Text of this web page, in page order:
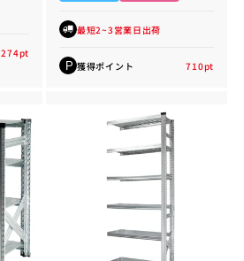
274pt
最短2~3営業日出荷
P 獲得ポイント 710pt